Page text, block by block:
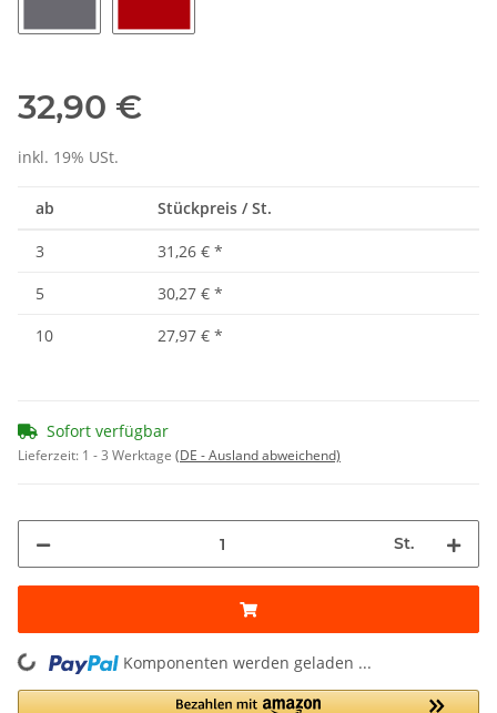
32,90 €
inkl. 19% USt.
ab Stückpreis / St.
3 31,26 € *
5
30,27 € *
10
27,97 € *
Sofort verfügbar
Lieferzeit: 1 - 3 Werktage (DE - Ausland abweichend)
St.
Komponenten werden geladen ...